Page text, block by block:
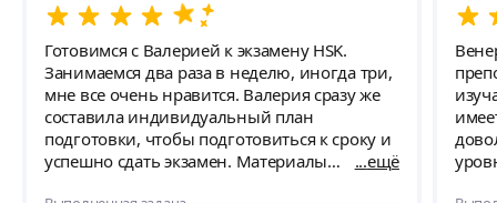
Готовимся с Валерией к экзамену HSK.
Занимаемся два раза в неделю, иногда три,
мне все очень нравится. Валерия сразу же
составила индивидуальный план
подготовки, чтобы подготовиться к сроку и
успешно сдать экзамен. Материалы
ещё